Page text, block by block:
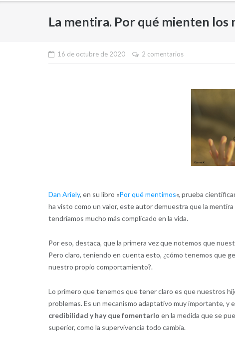
La mentira. Por qué mienten los
16 de octubre de 2020 2 comentarios
Dan Ariely, en su libro «Por qué mentimos«, prueba
ha visto como un valor, este autor demuestra que la
tendríamos mucho más complicado en la vida.
Por eso, destaca, que la primera vez que notemos que
Pero claro, teniendo en cuenta esto, ¿cómo tenemos que
nuestro propio comportamiento?.
Lo primero que tenemos que tener claro es que nuestros
problemas. Es un mecanismo adaptativo muy importante, y
credibilidad y hay que fomentarlo en la medida que se
superior, como la supervivencia todo cambia.